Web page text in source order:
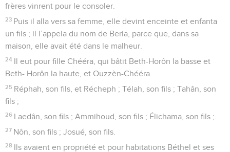
frères vinrent pour le consoler.
23 Puis il alla vers sa femme, elle devint enceinte et enfanta
un fils ; il l’appela du nom de Beria, parce que, dans sa
maison, elle avait été dans le malheur.
24 Il eut pour fille Chééra, qui bâtit Beth-Horôn la basse et
Beth- Horôn la haute, et Ouzzèn-Chééra.
25 Réphah, son fils, et Récheph ; Télah, son fils ; Tahân, son
fils ;
26 Laedân, son fils ; Ammihoud, son fils ; Élichama, son fils ;
27 Nôn, son fils ; Josué, son fils.
28 Ils avaient en propriété et pour habitations Béthel et ses